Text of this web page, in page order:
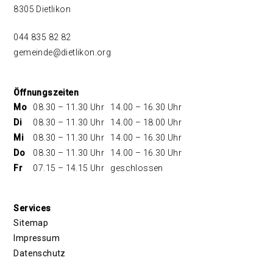
8305 Dietlikon
044 835 82 82
gemeinde@dietlikon.org
Öffnungszeiten
Mo
08.30 – 11.30 Uhr
14.00 – 16.30 Uhr
Di
08.30 – 11.30 Uhr
14.00 – 18.00 Uhr
Mi
08.30 – 11.30 Uhr
14.00 – 16.30 Uhr
Do
08.30 – 11.30 Uhr
14.00 – 16.30 Uhr
Fr
07.15 – 14.15 Uhr geschlossen
Services
Sitemap
Impressum
Datenschutz